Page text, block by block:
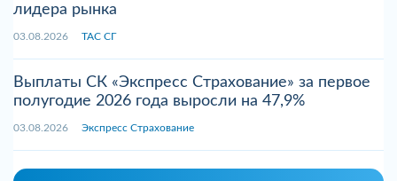
лидера рынка
03.08.2026 ТАС СГ
Выплаты СК «Экспресс Страхование» за первое
полугодие 2026 года выросли на 47,9%
03.08.2026 Экспресс Страхование